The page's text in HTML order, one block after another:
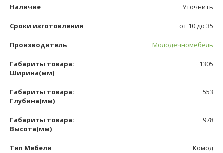
Наличие Уточнить
Сроки изготовления от 10 до 35
Производитель Молодечномебель
Габариты товара:
Ширина(мм)
1305
Габариты товара:
Глубина(мм)
553
Габариты товара:
Высота(мм)
978
Тип Мебели Комод